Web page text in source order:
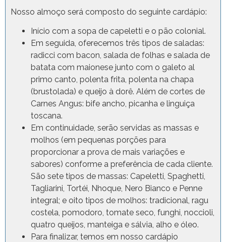
Nosso almoço será composto do seguinte cardápio:
Início com a sopa de capeletti e o pão colonial.
Em seguida, oferecemos três tipos de saladas:
radicci com bacon, salada de folhas e salada de
batata com maionese junto com o galeto al
primo canto, polenta frita, polenta na chapa
(brustolada) e queijo à dorê. Além de cortes de
Carnes Angus: bife ancho, picanha e linguiça
toscana.
Em continuidade, serão servidas as massas e
molhos (em pequenas porções para
proporcionar a prova de mais variações e
sabores) conforme a preferência de cada cliente.
São sete tipos de massas: Capeletti, Spaghetti,
Tagliarini, Tortéi, Nhoque, Nero Bianco e Penne
integral; e oito tipos de molhos: tradicional, ragu
costela, pomodoro, tomate seco, funghi, noccioli,
quatro queijos, manteiga e sálvia, alho e óleo.
Para finalizar, temos em nosso cardápio